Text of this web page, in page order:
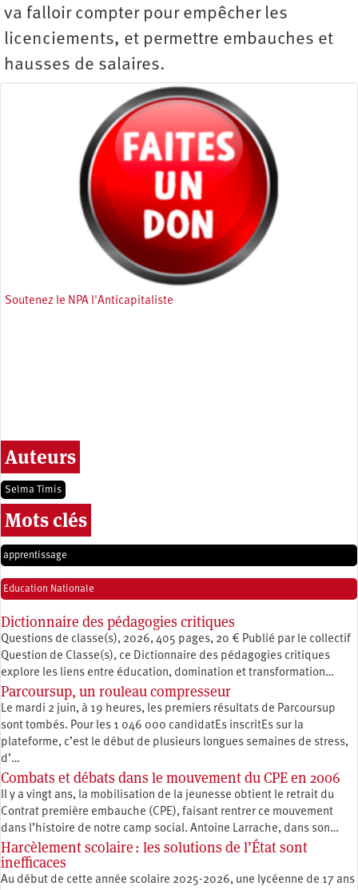
va falloir compter pour empêcher les
licenciements, et permettre embauches et
hausses de salaires.
Soutenez le NPA l'Anticapitaliste
Auteurs
Selma Timis
Mots clés
apprentissage
Education Nationale
Dictionnaire des pédagogies critiques
Questions de classe(s), 2026, 405 pages, 20 € Publié par le collectif
Question de Classe(s), ce Dictionnaire des pédagogies critiques
explore les liens entre éducation, ­domination et transformation…
Parcoursup, un rouleau compresseur
Le mardi 2 juin, à 19 heures, les premiers résultats de Parcoursup
sont tombés. Pour les 1 046 000 candidatEs inscritEs sur la
plateforme, c’est le début de plusieurs longues semaines de stress,
d’…
Combats et débats dans le mouvement du CPE en 2006
Il y a vingt ans, la mobilisation de la jeunesse obtient le retrait du
Contrat première embauche (CPE), faisant rentrer ce mouvement
dans l’histoire de notre camp social. Antoine Larrache, dans son…
Harcèlement scolaire : les solutions de l’État sont
inefficaces
Au début de cette année scolaire 2025-2026, une lycéenne de 17 ans